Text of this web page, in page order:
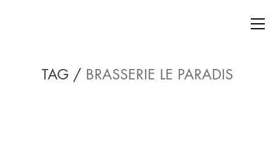
TAG / BRASSERIE LE PARADIS